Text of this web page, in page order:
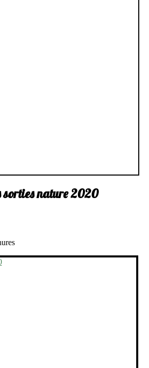
sorties nature 2020